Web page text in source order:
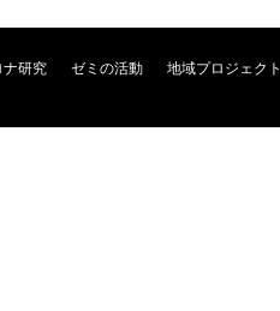
ナ研究 ゼミの活動 地域プロジェクト